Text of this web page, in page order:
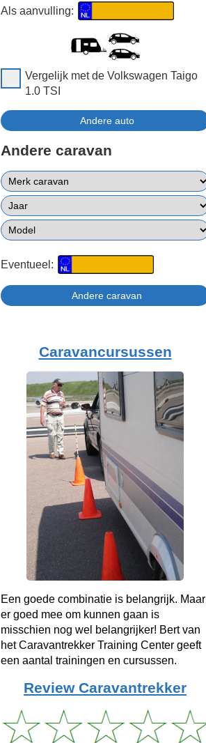
Als aanvulling:
Vergelijk met de Volkswagen Taigo
1.0 TSI
Andere caravan
Eventueel:
Caravancursussen
Een goede combinatie is belangrijk. Maar
er goed mee om kunnen gaan is
misschien nog wel belangrijker! Bert van
het Caravantrekker Training Center geeft
een aantal trainingen en cursussen.
Review Caravantrekker